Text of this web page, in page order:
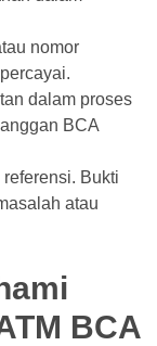
nomor
dalam proses
BCA
Bukti
atau
BCA